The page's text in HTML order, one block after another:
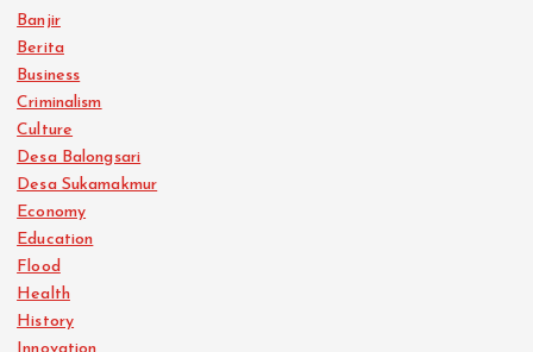
Banjir
Berita
Business
Criminalism
Culture
Desa Balongsari
Desa Sukamakmur
Economy
Education
Flood
Health
History